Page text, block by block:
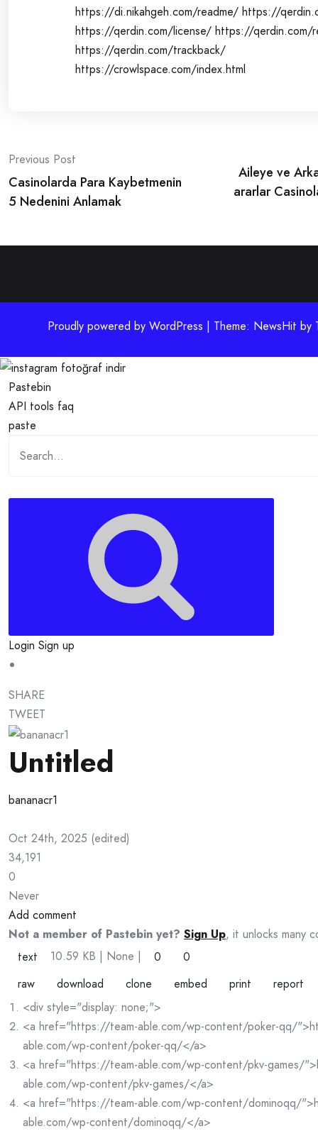
https://di.nikahgeh.com/readme/ https://
https://qerdin.com/license/ https://qerdin.com/
https://qerdin.com/trackback/
https://crowlspace.com/index.html
Post
navigation
Previous Post
Casinolarda Para Kaybetmenin
5 Nedenini Anlamak
Aileye ve
ararlar
Proudly powered by WordPress | Theme: NewsHit by
Pastebin
API tools faq
paste
Login Sign up
SHARE
TWEET
Untitled
bananacr1
Oct 24th, 2025 (edited)
34,191
0
Never
Add comment
Not a member of Pastebin yet? Sign Up, it unlocks many
text
10.59 KB | None | 0
0
raw
download clone embed print
report
<div style="display: none;">
<a href="https://team-able.com/wp-content/poker-qq/
able.com/wp-content/poker-qq/</a>
<a href="https://team-able.com/wp-content/pkv-games/
able.com/wp-content/pkv-games/</a>
<a href="https://team-able.com/wp-content/dominoqq/
able.com/wp-content/dominoqq/</a>